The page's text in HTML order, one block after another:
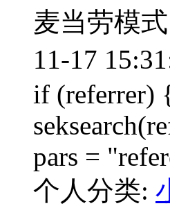
麦当劳模
11-17
if (referrer)
pars =
个人分类: